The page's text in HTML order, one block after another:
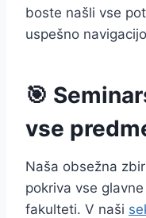
boste našli vse
uspešno
🎯
vse
Naša obsežna
pokriva vse
fakulteti. V naši